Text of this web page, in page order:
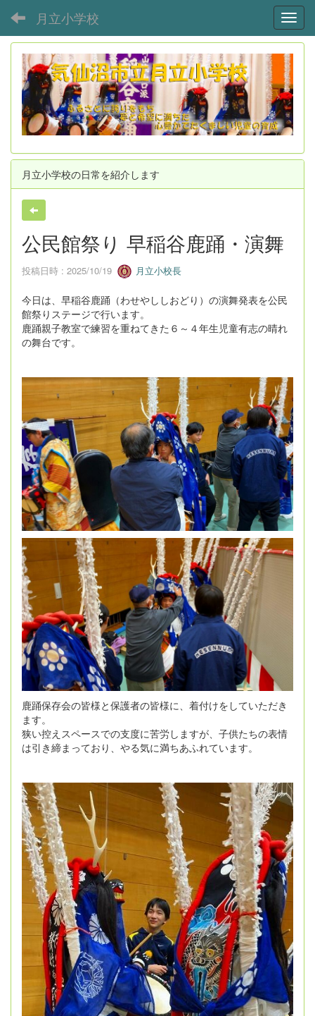
月立小学校
月立小学校の日常を紹介します
公民館祭り 早稲谷鹿踊・演舞
投稿日時 : 2025/10/19 月立小校長
今日は、早稲谷鹿踊（わせやししおどり）の演舞発表を公民
館祭りステージで行います。
鹿踊親子教室で練習を重ねてきた６～４年生児童有志の晴れ
の舞台です。
鹿踊保存会の皆様と保護者の皆様に、着付けをしていただき
ます。
狭い控えスペースでの支度に苦労しますが、子供たちの表情
は引き締まっており、やる気に満ちあふれています。